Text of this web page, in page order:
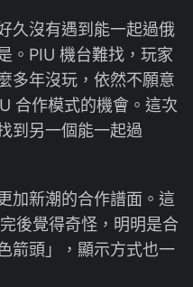
沒有遇到能一起過俄
。PIU 機台難找，玩家
多年沒玩，依然不願意
合作模式的機會。這次
到另一個能一起過
新潮的合作譜面。這
後覺得奇怪，明明是合
箭頭」，顯示方式也一